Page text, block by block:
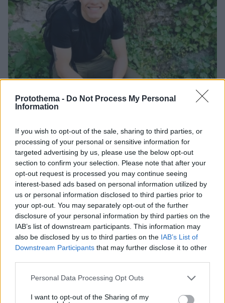
Protothema - Do Not Process My Personal
Information
If you wish to opt-out of the sale, sharing to third parties, or
processing of your personal or sensitive information for
targeted advertising by us, please use the below opt-out
section to confirm your selection. Please note that after your
opt-out request is processed you may continue seeing
interest-based ads based on personal information utilized by
us or personal information disclosed to third parties prior to
your opt-out. You may separately opt-out of the further
disclosure of your personal information by third parties on the
IAB’s list of downstream participants. This information may
also be disclosed by us to third parties on the IAB’s List of
Downstream Participants that may further disclose it to other
Please note that this website/app uses one or more Google
not limited to your visit or usage behaviour. You may click to
Personal Data Processing Opt Outs
I want to opt-out of the Sharing of my
«Δεν το πιστεύουμε», λένε οι Αμερικανοί που
υιοθέτησαν τον Αφγανό στη Λέσβο - Η αρχική
εκδοχή για το φονικό στην Κυψέλη και η σιωπή
στην απολογία
07.08.2026, 07:19